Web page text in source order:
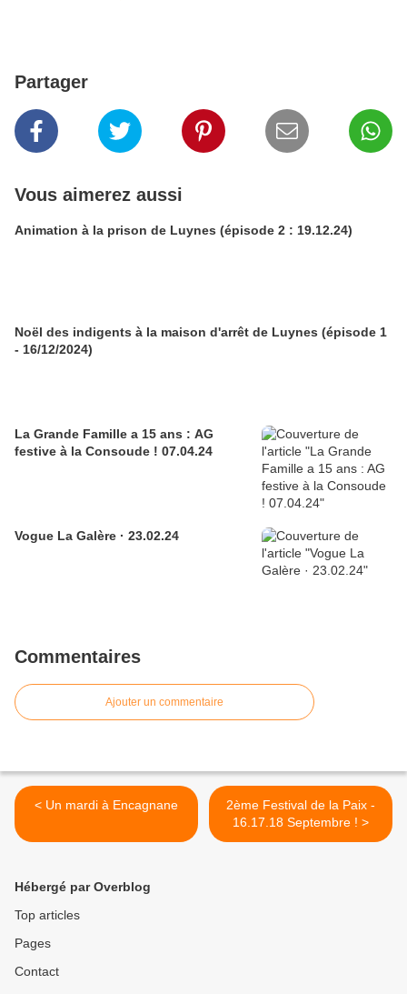
Partager
Vous aimerez aussi
Animation à la prison de Luynes (épisode 2 : 19.12.24)
Noël des indigents à la maison d'arrêt de Luynes (épisode 1
- 16/12/2024)
La Grande Famille a 15 ans : AG
festive à la Consoude ! 07.04.24
Vogue La Galère · 23.02.24
Commentaires
Ajouter un commentaire
< Un mardi à Encagnane
2ème Festival de la Paix -
16.17.18 Septembre ! >
Hébergé par Overblog
Top articles
Pages
Contact